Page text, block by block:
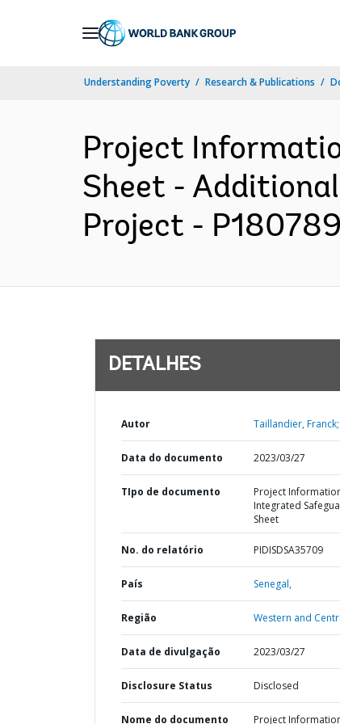
Understanding Poverty Research & Publications
Project
Sheet -
Project -
DETALHES
Autor Taillandier, Franck;
Data do documento 2023/03/27
TIpo de documento
Project
Integrated
Sheet
No. do relatório PIDISDSA35709
País Senegal,
Região Western and
Data de divulgação 2023/03/27
Disclosure Status Disclosed
Nome do documento
Project